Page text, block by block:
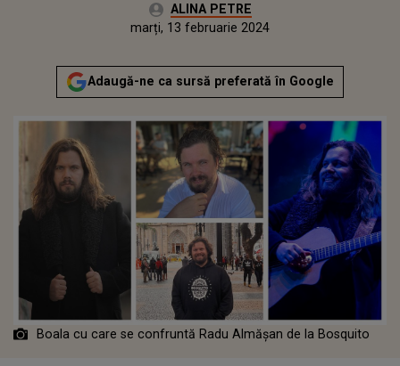
Autor:ALINA PETRE
marți, 13 februarie 2024Actualizat:
marți, 13 februarie 2024
Adaugă-ne ca sursă preferată în Google
Boala cu care se confruntă Radu Almășan de la Bosquito